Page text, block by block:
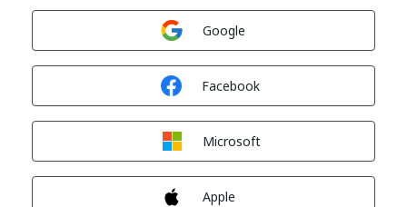
Google
Facebook
Microsoft
Apple